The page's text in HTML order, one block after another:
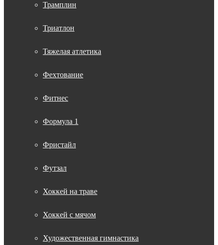
Трамплин
Триатлон
Тяжелая атлетика
Фехтование
Фитнес
Формула 1
Фристайл
Футзал
Хоккей на траве
Хоккей с мячом
Художественная гимнастика